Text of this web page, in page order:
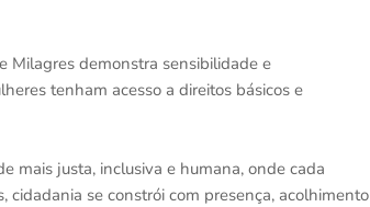
Milagres demonstra sensibilidade e
tenham acesso a direitos básicos e
mais justa, inclusiva e humana, onde cada
cidadania se constrói com presença, acolhimento